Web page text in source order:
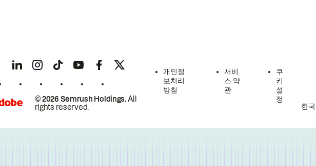
© 2026 Semrush Holdings.All
rights reserved.
개인정
보처리
방침
서비
스 약
관
쿠
키
설
정
한